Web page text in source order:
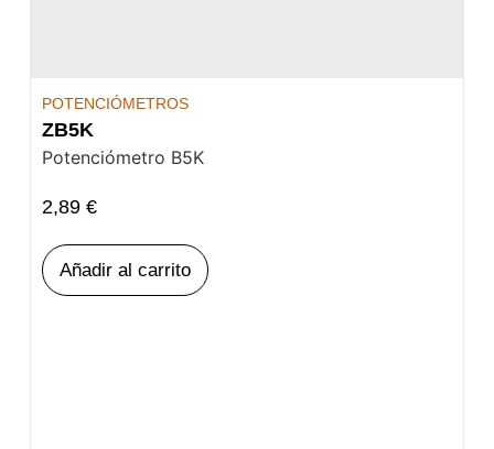
POTENCIÓMETROS
ZB5K
Potenciómetro B5K
2,89 €
Añadir al carrito